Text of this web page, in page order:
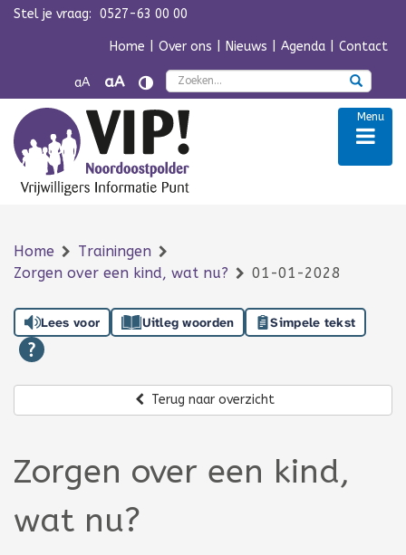
Navigatie overslaan
Stel je vraag: 0527-63 00 00
Home Over ons Nieuws Agenda Contact
aA aA
Menu
Home
Trainingen
Zorgen over een kind, wat nu?
01-01-2028
Lees voor Uitleg woorden Simpele tekst
Terug naar overzicht
Zorgen over een kind,
wat nu?